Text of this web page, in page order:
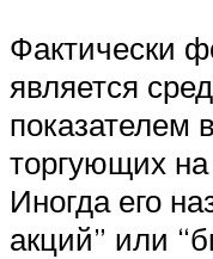
Фактически
является
показателем
торгующих
Иногда его
акций” или